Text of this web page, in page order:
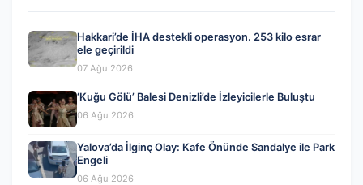
Hakkari’de İHA destekli operasyon. 253 kilo esrar
ele geçirildi
07 Ağu 2026
‘Kuğu Gölü’ Balesi Denizli’de İzleyicilerle Buluştu
06 Ağu 2026
Yalova’da İlginç Olay: Kafe Önünde Sandalye ile Park
Engeli
06 Ağu 2026